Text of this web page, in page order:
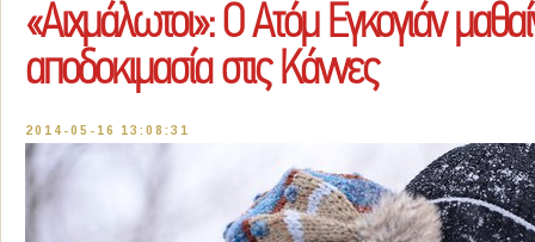
«Αιχμάλωτοι»: Ο Ατόμ Εγκογιάν
αποδοκιμασία στις Κάννες
2014-05-16 13:08:31